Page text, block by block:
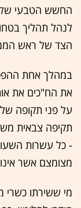
החשש הטבעי
לנהל תהליך
הצד של ראש
במהלך אחת
תקיפה צבאית
- כל עשרות
מצומצם אשר
מי ששירתו כשרי